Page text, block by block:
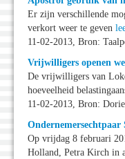
Er zijn verschillende
verkort weer te geven
11-02-2013, Bron:
Vrijwilligers openen
De vrijwilligers van
hoeveelheid
11-02-2013, Bron:
Op vrijdag 8 februari
Holland, Petra Kirch in